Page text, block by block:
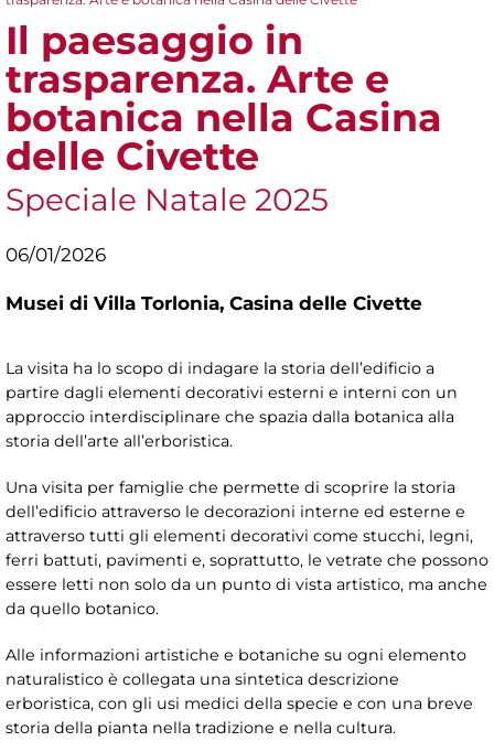
Il paesaggio in
trasparenza. Arte e
botanica nella Casina
delle Civette
Speciale Natale 2025
06/01/2026
Musei di Villa Torlonia, Casina delle Civette
La visita ha lo scopo di indagare la storia dell’edificio a
partire dagli elementi decorativi esterni e interni con un
approccio interdisciplinare che spazia dalla botanica alla
storia dell’arte all’erboristica.
Una visita per famiglie che permette di scoprire la storia
dell’edificio attraverso le decorazioni interne ed esterne e
attraverso tutti gli elementi decorativi come stucchi, legni,
ferri battuti, pavimenti e, soprattutto, le vetrate che possono
essere letti non solo da un punto di vista artistico, ma anche
da quello botanico.
Alle informazioni artistiche e botaniche su ogni elemento
naturalistico è collegata una sintetica descrizione
erboristica, con gli usi medici della specie e con una breve
storia della pianta nella tradizione e nella cultura.